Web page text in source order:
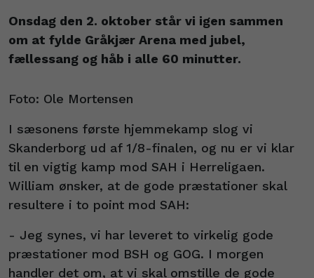
Onsdag den 2. oktober står vi igen sammen
om at fylde Gråkjær Arena med jubel,
fællessang og håb i alle 60 minutter.
Foto: Ole Mortensen
I sæsonens første hjemmekamp slog vi
Skanderborg ud af 1/8-finalen, og nu er vi klar
til en vigtig kamp mod SAH i Herreligaen.
William ønsker, at de gode præstationer skal
resultere i to point mod SAH:
- Jeg synes, vi har leveret to virkelig gode
præstationer mod BSH og GOG. I morgen
handler det om, at vi skal omstille de gode